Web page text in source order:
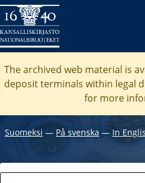
The archived web material is
deposit terminals within legal
for more
Suomeksi ― På svenska ― In